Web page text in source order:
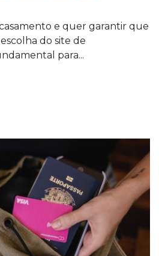
e quer garantir que
do site de
para...